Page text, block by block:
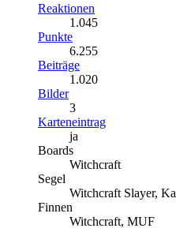
Reaktionen
1.045
Punkte
6.255
Beiträge
1.020
Bilder
3
Karteneintrag
ja
Boards
Witchcraft
Segel
Witchcraft Slayer,
Finnen
Witchcraft, MUF